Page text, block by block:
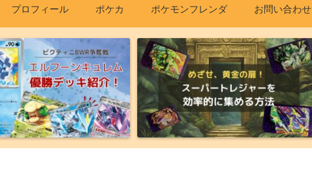
プロフィール ポケカ ポケモンフレンダ お問い合わせ